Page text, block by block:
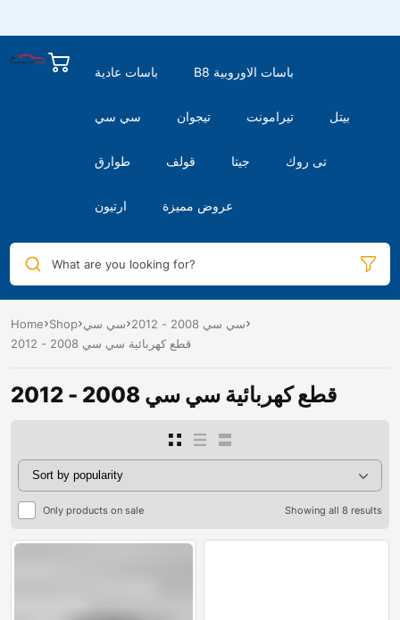
باسات عادية B8 باسات الاوروبية
سي سي تيجوان تيرامونت بيتل
طوارق قولف جيتا تى روك
ارتيون عروض مميزة
What are you looking for?
Home Shop سي سي
سي سي 2008 - 2012
قطع كهربائية سي سي 2008 - 2012
قطع كهربائية سي سي 2008 - 2012
Only products on sale Showing all 8 results